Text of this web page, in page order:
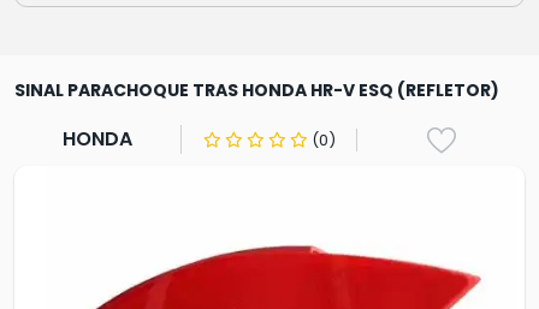
SINAL PARACHOQUE TRAS HONDA HR-V ESQ (REFLETOR)
HONDA (0)